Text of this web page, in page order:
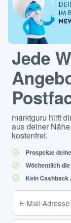
Jede
marktguru hilft
aus deiner
kostenfrei.
Prospekte
Wöchentlich
Kein